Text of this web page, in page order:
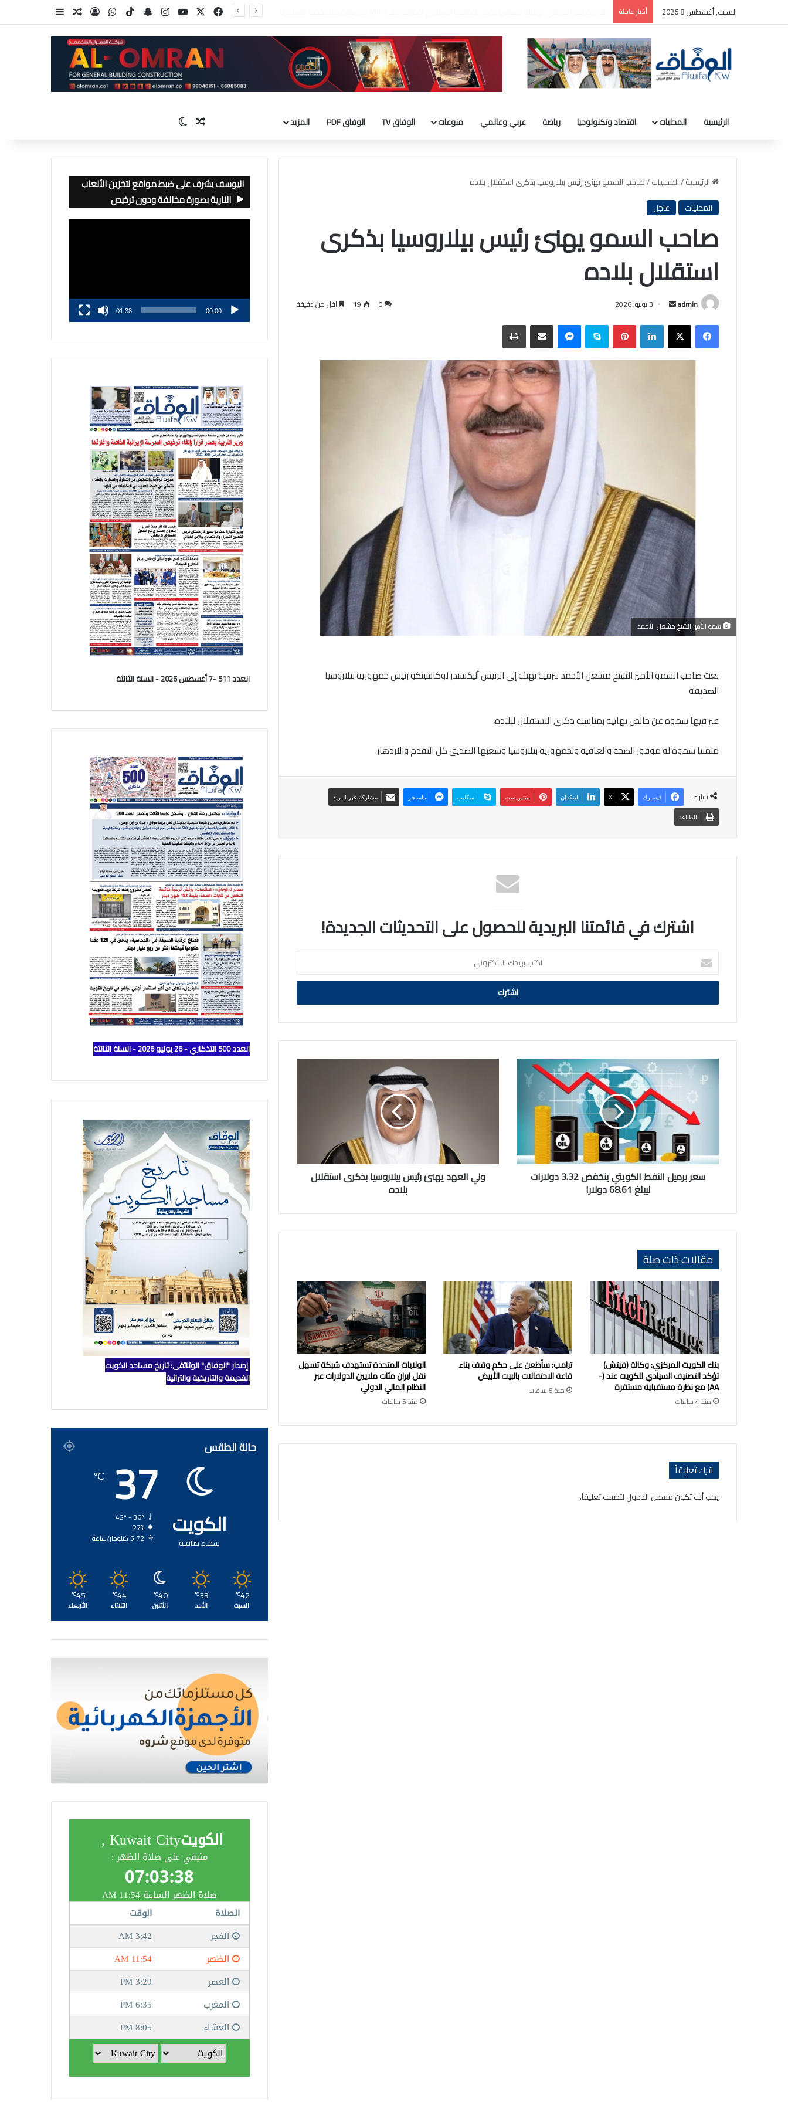
السبت, أغسطس 8 2026 أخبار عاجلة فيسبوك ‫YouTubeانستقرامسناب تشات
‫TikTokواتسابتسجيل الدخول
مقال عشوائي
إضافة عمود
الرئيسية المحليات اقتصاد وتكنولوجيا رياضة عربي وعالمي منوعات الوفاق TV الوفاق PDF المزيد مقال عشوائي
الوضع المظلم
الرئيسية/المحليات/صاحب السمو يهنئ رئيس بيلاروسيا بذكرى استقلال بلاده
المحليات
عاجل
صاحب السمو يهنئ رئيس بيلاروسيا بذكرى
استقلال بلاده
admin
أرسل
إلكترونيا
3 يوليو، 2026 0
19 اقل من دقيقة
فيسبوك‫X لينكدإن بينتيريستسكايب ماسنجر مشاركة عبر البريد الطباعة
سمو الأمير الشيخ مشعل الأحمد
بعث صاحب السمو الأمير الشيخ مشعل الأحمد ببرقية تهنئة إلى الرئيس أليكسندر لوكاشينكو رئيس جمهورية بيلاروسيا
الصديقة
عبر فيها سموه عن خالص تهانيه بمناسبة ذكرى الاستقلال لبلاده،
متمنيا سموه له موفور الصحة والعافية ولجمهورية بيلاروسيا وشعبها الصديق كل التقدم والازدهار.
شارك فيسبوك ‫X لينكدإن بينتيريست سكايب ماسنجر مشاركة عبر البريد
الطباعة
اشترك في قائمتنا البريدية للحصول على التحديثات الجديدة!
اكتب
بريدك
الالكتروني
سعر
برميل
النفط
الكويتي
ينخفض
68.61
دولارا
سعر برميل النفط الكويتي ينخفض 3.32 دولارات
ليبلغ 68.61 دولارا
ولي العهد يهنئ رئيس بيلاروسيا بذكرى استقلال
بلاده
مقالات ذات صلة
بنك الكويت المركزي: وكالة (فيتش)
تؤكد التصنيف السيادي للكويت عند (-
AA) مع نظرة مستقبلية مستقرة
منذ 4 ساعات
ترامب: سأطعن على حكم وقف بناء
قاعة الاحتفالات بالبيت الأبيض
منذ 5 ساعات
الولايات المتحدة تستهدف شبكة تسهل
نقل ايران مئات ملايين الدولارات عبر
النظام المالي الدولي
منذ 5 ساعات
اترك تعليقاً
يجب أنت تكون مسجل الدخول لتضيف تعليقاً.
اليوسف يشرف على ضبط مواقع لتخزين الألعاب
النارية بصورة مخالفة ودون ترخيص
00:00
01:38
العدد 511 -7 أغسطس 2026 - السنة الثالثة
العدد 500 التذكاري - 26 يوليو 2026 - السنة الثالثة
إصدار "الوفاق" الوثائقي: تاريخ مساجد الكويت
القديمة والتاريخية والتراثية
حالة الطقس
الكويت
سماء صافية
37
℃
27%
5.72 كيلومتر/ساعة
42
℃
السبت
39
℃
الأحد
40
℃
الأثنين
44
℃
الثلاثاء
45
℃
الأربعاء